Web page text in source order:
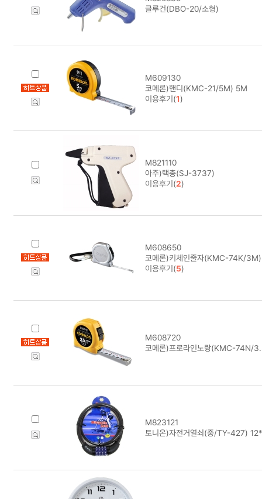
글루건(DBO-20/소형)
M609130
코메론)핸디(KMC-21/5M) 5M
이용후기(1)
M821110
아주)택총(SJ-3737)
이용후기(2)
M608650
코메론)키체인줄자(KMC-74K/3M)
이용후기(5)
M608720
코메론)프로라인노랑(KMC-74N/
M823121
토니온)자전거열쇠(중/TY-427)